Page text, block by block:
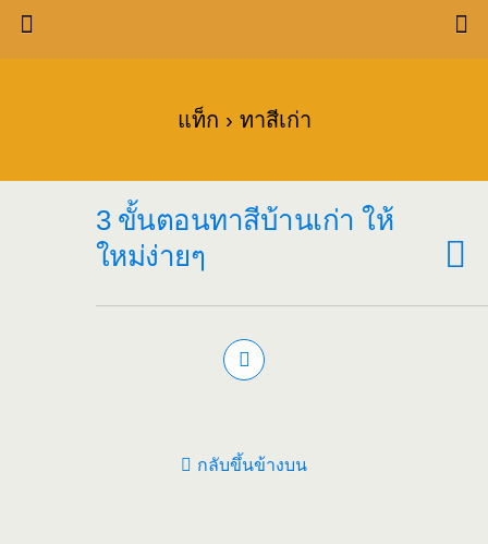
แท็ก › ทาสีเก่า
3 ขั้นตอนทาสีบ้านเก่า ให้
ใหม่ง่ายๆ
กลับขึ้นข้างบน